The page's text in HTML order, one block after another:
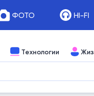
ФОТО HI-FI
Технологии